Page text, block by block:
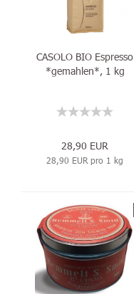
CASOLO BIO Espresso
*gemahlen*, 1 kg
28,90 EUR
28,90 EUR pro 1 kg